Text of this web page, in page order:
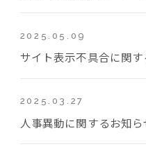
2025.05.09
サイト表示不具合に関
2025.03.27
人事異動に関するお知ら